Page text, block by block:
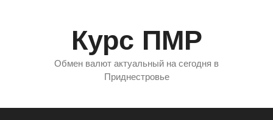
Курс ПМР
Обмен валют актуальный на сегодня в
Приднестровье